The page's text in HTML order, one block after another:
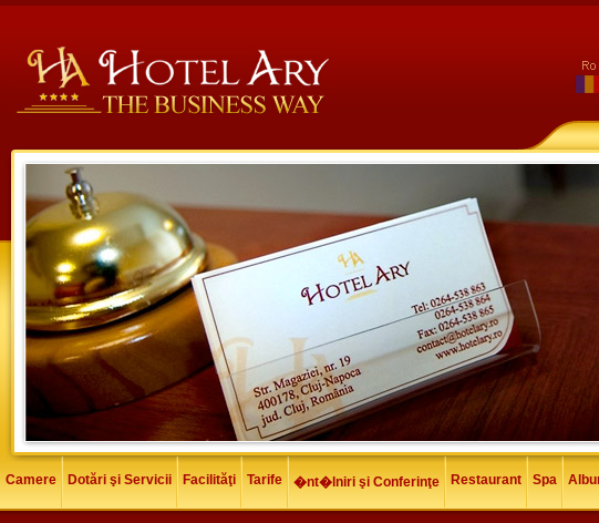
Camere Dotări şi Servicii Facilităţi Tarife �nt�lniri şi Conferinţe Restaurant Spa